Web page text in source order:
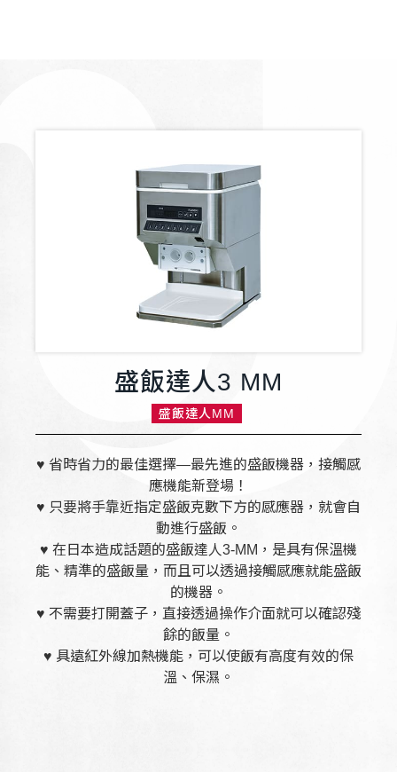
盛飯達人3 MM
盛飯達人MM
♥ 省時省力的最佳選擇—最先進的盛飯機器，接觸感
應機能新登場！
♥ 只要將手靠近指定盛飯克數下方的感應器，就會自
動進行盛飯。
♥ 在日本造成話題的盛飯達人3-MM，是具有保溫機
能、精準的盛飯量，而且可以透過接觸感應就能盛飯
的機器。
♥ 不需要打開蓋子，直接透過操作介面就可以確認殘
餘的飯量。
♥ 具遠紅外線加熱機能，可以使飯有高度有效的保
溫、保濕。